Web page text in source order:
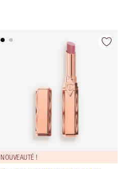
NOUVEAUTÉ !